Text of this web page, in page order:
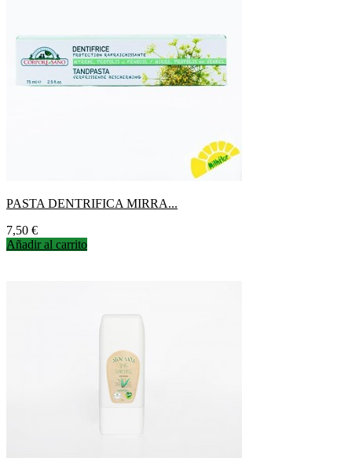
PASTA DENTRIFICA MIRRA...
Precio
7,50 €
Añadir al carrito